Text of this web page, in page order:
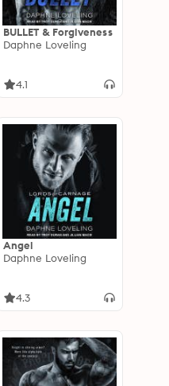
BULLET & Forgiveness
Daphne Loveling
4.1
Angel
Daphne Loveling
4.3